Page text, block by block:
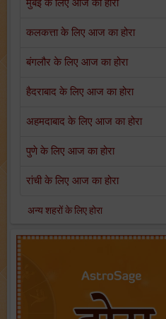
मुंबई के लिए आज का होरा
कलकत्ता के लिए आज का होरा
बंगलौर के लिए आज का होरा
हैदराबाद के लिए आज का होरा
अहमदाबाद के लिए आज का होरा
पुणे के लिए आज का होरा
रांची के लिए आज का होरा
अन्य शहरों के लिए होरा